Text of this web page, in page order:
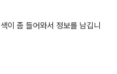
이 좀 들어와서 정보를 남깁니